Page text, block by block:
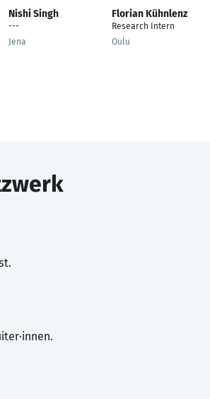
Nishi Singh
---
Jena
Florian Kühnlenz
Research Intern
Oulu